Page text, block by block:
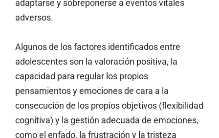
adaptarse y sobreponerse a eventos vitales
adversos.
Algunos de los factores identificados entre
adolescentes son la valoración positiva, la
capacidad para regular los propios
pensamientos y emociones de cara a la
consecución de los propios objetivos (flexibilidad
cognitiva) y la gestión adecuada de emociones,
como el enfado, la frustración y la tristeza